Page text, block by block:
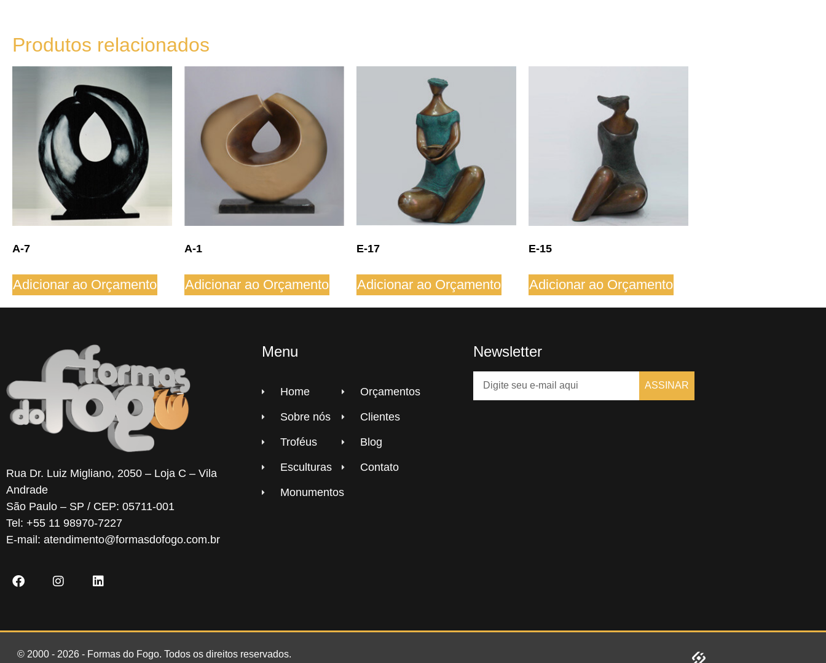
Produtos relacionados
A-7
Adicionar ao Orçamento
A-1
Adicionar ao Orçamento
E-17
Adicionar ao Orçamento
E-15
Adicionar ao Orçamento
Rua Dr. Luiz Migliano, 2050 – Loja C – Vila
Andrade
São Paulo – SP / CEP: 05711-001
Tel: +55 11 98970-7227
E-mail: atendimento@formasdofogo.com.br
Menu
Home
Sobre nós
Troféus
Esculturas
Monumentos
Orçamentos
Clientes
Blog
Contato
Newsletter
ASSINAR
© 2000 - 2026 - Formas do Fogo. Todos os direitos reservados.